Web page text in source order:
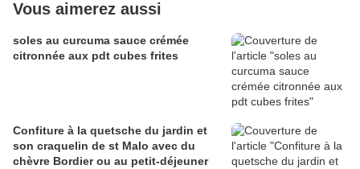
Vous aimerez aussi
soles au curcuma sauce crémée
citronnée aux pdt cubes frites
Confiture à la quetsche du jardin et
son craquelin de st Malo avec du
chèvre Bordier ou au petit-déjeuner